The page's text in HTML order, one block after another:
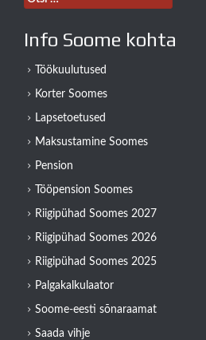
Info Soome kohta
Töökuulutused
Korter Soomes
Lapsetoetused
Maksustamine Soomes
Pension
Tööpension Soomes
Riigipühad Soomes 2027
Riigipühad Soomes 2026
Riigipühad Soomes 2025
Palgakalkulaator
Soome-eesti sõnaraamat
Saada vihje